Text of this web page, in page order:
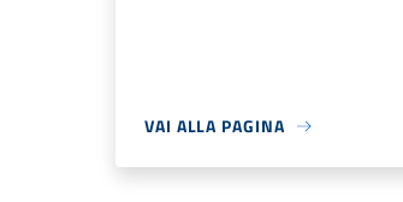
VAI ALLA PAGINA